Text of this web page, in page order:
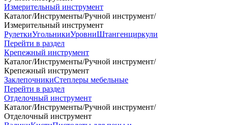
Измерительный инструмент
Каталог/Инструменты/Ручной инструмент/
Измерительный инструмент
РулеткиУгольникиУровниШтангенциркули
Перейти в раздел
Крепежный инструмент
Каталог/Инструменты/Ручной инструмент/
Крепежный инструмент
ЗаклепочникиСтеплеры мебельные
Перейти в раздел
Отделочный инструмент
Каталог/Инструменты/Ручной инструмент/
Отделочный инструмент